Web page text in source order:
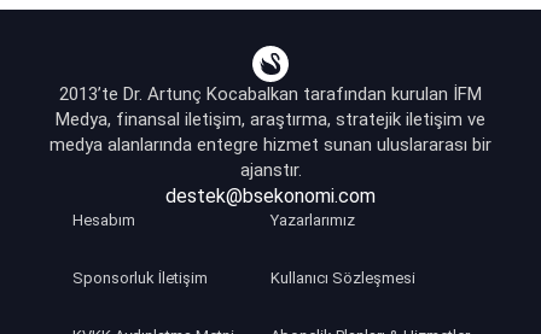
2013’te Dr. Artunç Kocabalkan tarafından kurulan İFM
Medya, finansal iletişim, araştırma, stratejik iletişim ve
medya alanlarında entegre hizmet sunan uluslararası bir
ajanstır.
destek@bsekonomi.com
Hesabım Yazarlarımız
Sponsorluk İletişim Kullanıcı Sözleşmesi